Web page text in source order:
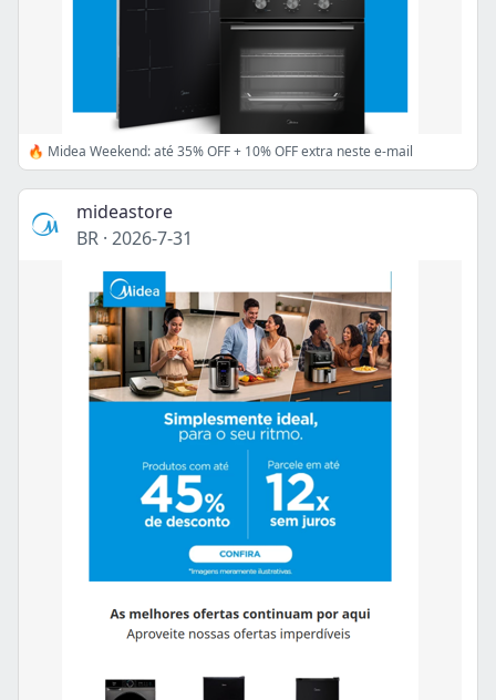
🔥 Midea Weekend: até 35% OFF + 10% OFF extra neste e-mail
mideastore
BR · 2026-7-31